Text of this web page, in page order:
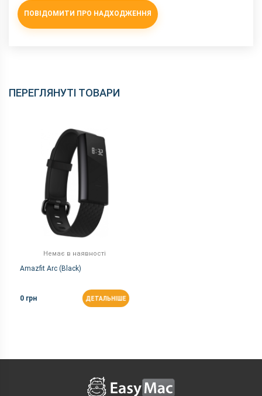
ПОВІДОМИТИ ПРО НАДХОДЖЕННЯ
ПЕРЕГЛЯНУТІ ТОВАРИ
Немає в наявності
Amazfit Arc (Black)
0 грн ДЕТАЛЬНІШЕ